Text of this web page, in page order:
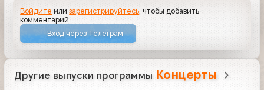
Войдите илизарегистрируйтесь , чтобы добавить
комментарий
Вход через Телеграм
Другие выпуски программы Концерты